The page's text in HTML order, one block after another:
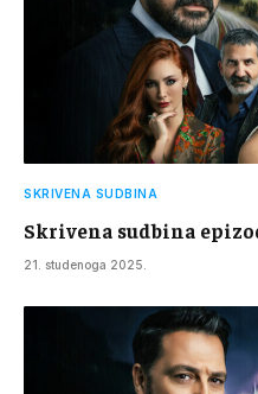
SKRIVENA SUDBINA
Skrivena sudbina
21. studenoga 2025.